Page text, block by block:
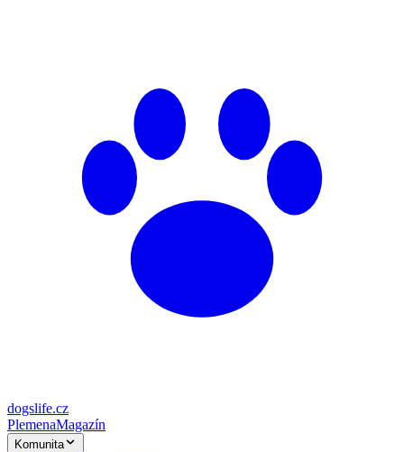
dogslife.cz
PlemenaMagazín
Komunita